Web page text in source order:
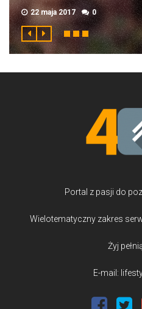
22 maja 2017 0
Portal z pasji do
Wielotematyczny zakres
Żyj
E-mail: